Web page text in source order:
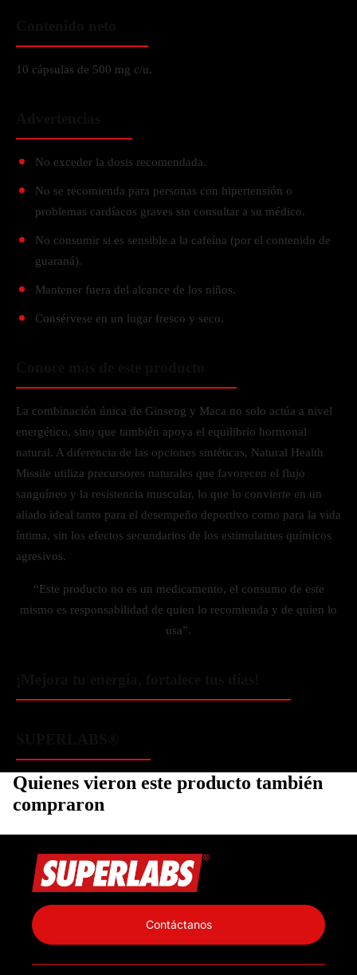
10 cápsulas de 500 mg c/u.
No exceder la dosis recomendada.
No se recomienda para personas con hipertensión o
problemas cardíacos graves sin consultar a su médico.
No consumir si es sensible a la cafeína (por el contenido de
guaraná).
Mantener fuera del alcance de los niños.
Consérvese en un lugar fresco y seco.
La combinación única de Ginseng y Maca no solo actúa a nivel
energético, sino que también apoya el equilibrio hormonal
natural. A diferencia de las opciones sintéticas, Natural Health
Missile utiliza precursores naturales que favorecen el flujo
sanguíneo y la resistencia muscular, lo que lo convierte en un
aliado ideal tanto para el desempeño deportivo como para la vida
íntima, sin los efectos secundarios de los estimulantes químicos
agresivos.
“Este producto no es un medicamento, el consumo de este
mismo es responsabilidad de quien lo recomienda y de quien lo
usa”.
Quienes vieron este producto también
compraron
Contáctanos
Información de contacto
Política de reembolso
Términos del servicio